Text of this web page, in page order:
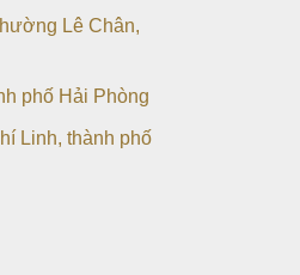
Lê Chân,
phố Hải Phòng
Linh, thành phố